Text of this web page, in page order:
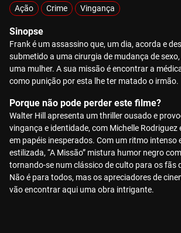
Ação Crime Vingança
Sinopse
Frank é um assassino que, um dia, acorda e
submetido a uma cirurgia de mudança de
uma mulher. A sua missão é encontrar a
como punição por esta lhe ter matado o irmão.
Porque não pode perder este filme?
Walter Hill apresenta um thriller ousado e
vingança e identidade, com Michelle Rodriguez
em papéis inesperados. Com um ritmo intenso
estilizada, “A Missão” mistura humor negro
tornando-se num clássico de culto para os fãs
Não é para todos, mas os apreciadores de
vão encontrar aqui uma obra intrigante.